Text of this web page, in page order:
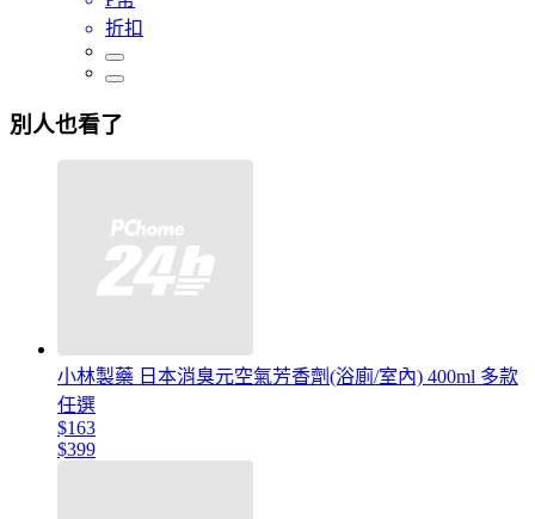
折扣
別人也看了
小林製藥 日本消臭元空氣芳香劑(浴廁/室內) 400ml 多款
任選
$163
$399